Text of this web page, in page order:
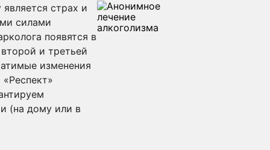
страх и
силами
появятся в
и третьей
изменения
(на дому или в